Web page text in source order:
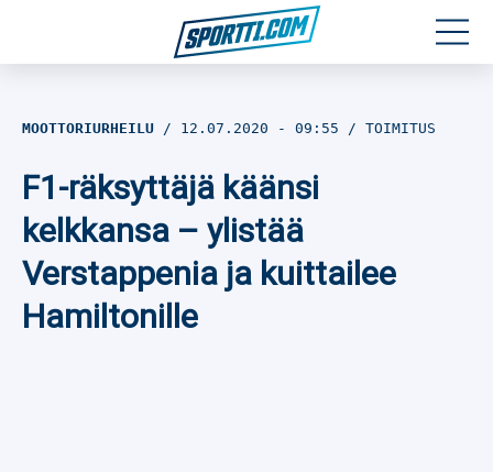
Jalkapallo
Yleisurheilu
Talviurheilu
MOOTTORIURHEILU 12.07.2020 - 09:55 TOIMITUS
F1-räksyttäjä käänsi
kelkkansa – ylistää
Verstappenia ja kuittailee
Hamiltonille